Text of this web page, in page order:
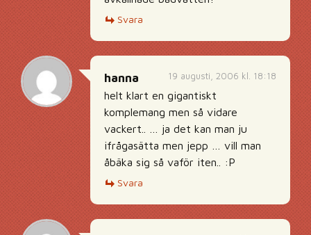
Svara
19 augusti, 2006 kl. 18:18
hanna
helt klart en gigantiskt
komplemang men så vidare
vackert.. … ja det kan man ju
ifrågasätta men jepp … vill man
åbäka sig så vaför iten.. :P
Svara